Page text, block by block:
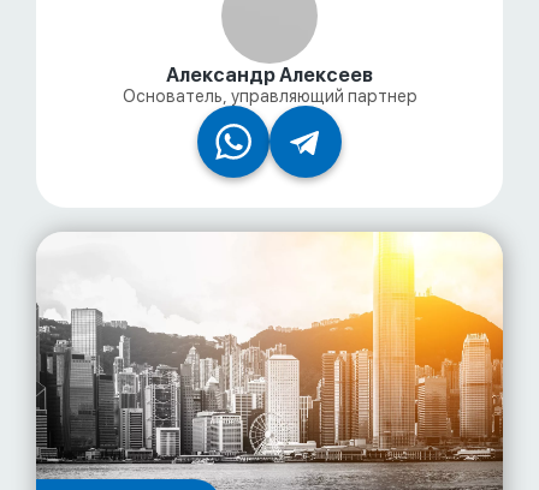
Александр Алексеев
Основатель, управляющий партнер